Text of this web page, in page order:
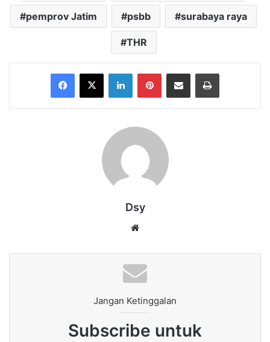
pemprov Jatim psbb surabaya raya
THR
Facebook
X LinkedInPinterestShare via Email Print
Dsy
Jangan Ketinggalan
Subscribe untuk